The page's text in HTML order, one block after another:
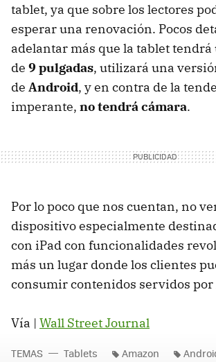
tablet, ya que sobre los lectores
esperar una renovación. Pocos
adelantar más que la tablet
de 9 pulgadas, utilizará una
de Android, y en contra de la
imperante, no tendrá cámara.
Por lo poco que nos cuentan, no
dispositivo especialmente
con iPad con funcionalidades
más un lugar donde los clientes
consumir contenidos servidos por
Vía | Wall Street Journal
TEMAS Tablets Amazon